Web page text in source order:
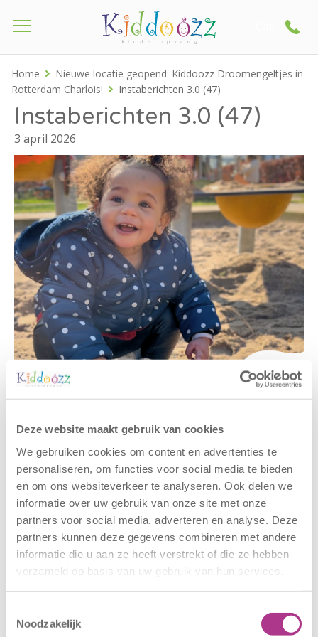
Deze website maakt gebruik van cookies
We gebruiken cookies om content en advertenties te
personaliseren, om functies voor social media te bieden
en om ons websiteverkeer te analyseren. Ook delen we
informatie over uw gebruik van onze site met onze
partners voor social media, adverteren en analyse. Deze
partners kunnen deze gegevens combineren met andere
informatie die u aan ze heeft verstrekt of die ze hebben
verzameld op basis van uw gebruik van hun services.
Noodzakelijk
Home
Nieuwe locatie geopend: Kiddoozz Droomengeltjes in
Rotterdam Charlois!
Instaberichten 3.0 (47)
Instaberichten 3.0 (47)
3 april 2026
Gerelateerde berichten
Nieuwe locatie
Oldegaarde
Sluiting
CODE ROOD